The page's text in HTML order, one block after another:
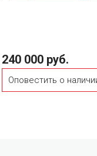
240 000 руб.
Оповестить о